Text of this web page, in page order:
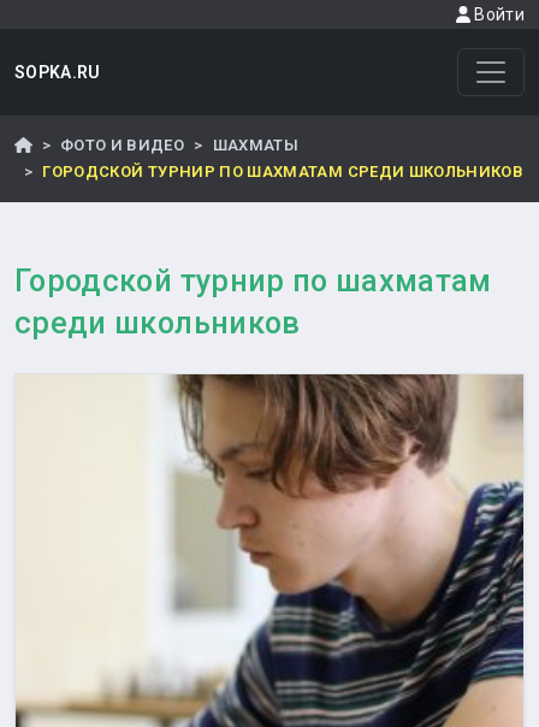
Войти
SOPKA.RU
ФОТО И ВИДЕО
ШАХМАТЫ
ГОРОДСКОЙ ТУРНИР ПО ШАХМАТАМ СРЕДИ ШКОЛЬНИКОВ
Городской турнир по шахматам
среди школьников